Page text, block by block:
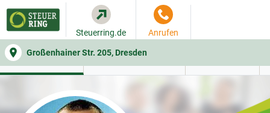
Großenhainer Str. 205, Dresden
Steuerring.de Anrufen
WER SIE BERÄT BEITRAGSRECHNER